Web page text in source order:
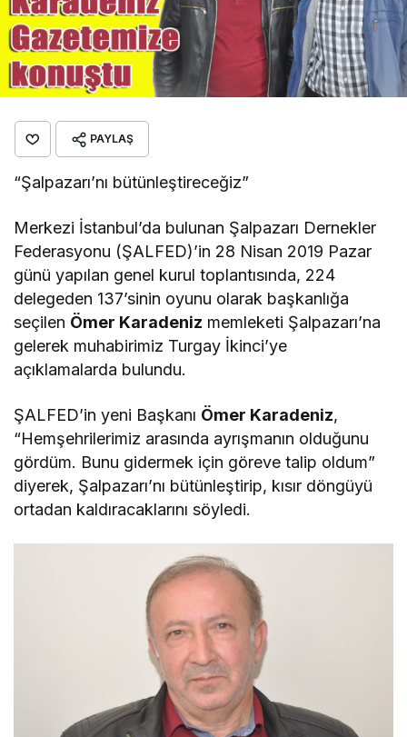
PAYLAŞ
“Şalpazarı’nı bütünleştireceğiz”
Merkezi İstanbul’da bulunan Şalpazarı Dernekler
Federasyonu (ŞALFED)’in 28 Nisan 2019 Pazar
günü yapılan genel kurul toplantısında, 224
delegeden 137’sinin oyunu olarak başkanlığa
seçilen Ömer Karadeniz memleketi Şalpazarı’na
gelerek muhabirimiz Turgay İkinci’ye
açıklamalarda bulundu.
ŞALFED’in yeni Başkanı Ömer Karadeniz,
“Hemşehrilerimiz arasında ayrışmanın olduğunu
gördüm. Bunu gidermek için göreve talip oldum”
diyerek, Şalpazarı’nı bütünleştirip, kısır döngüyü
ortadan kaldıracaklarını söyledi.